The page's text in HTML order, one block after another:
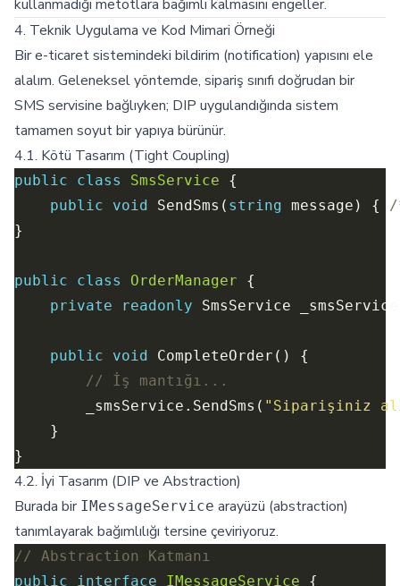
kullanmadığı metotlara bağımlı kalmasını engeller.
4. Teknik Uygulama ve Kod Mimari Örneği
Bir e-ticaret sistemindeki bildirim (notification) yapısını ele
alalım. Geleneksel yöntemde, sipariş sınıfı doğrudan bir
SMS servisine bağlıyken; DIP uygulandığında sistem
tamamen soyut bir yapıya bürünür.
4.1. Kötü Tasarım (Tight Coupling)
public class SmsService
public
void SendSms( string message) {
/
public class OrderManager
private
readonly SmsService
public void
// İş mantığı...
        _smsService.SendSms(
"Siparişiniz
4.2. İyi Tasarım (DIP ve Abstraction)
Burada bir IMessageService arayüzü (abstraction)
tanımlayarak bağımlılığı tersine çeviriyoruz.
// Abstraction Katmanı
public
interface IMessageService